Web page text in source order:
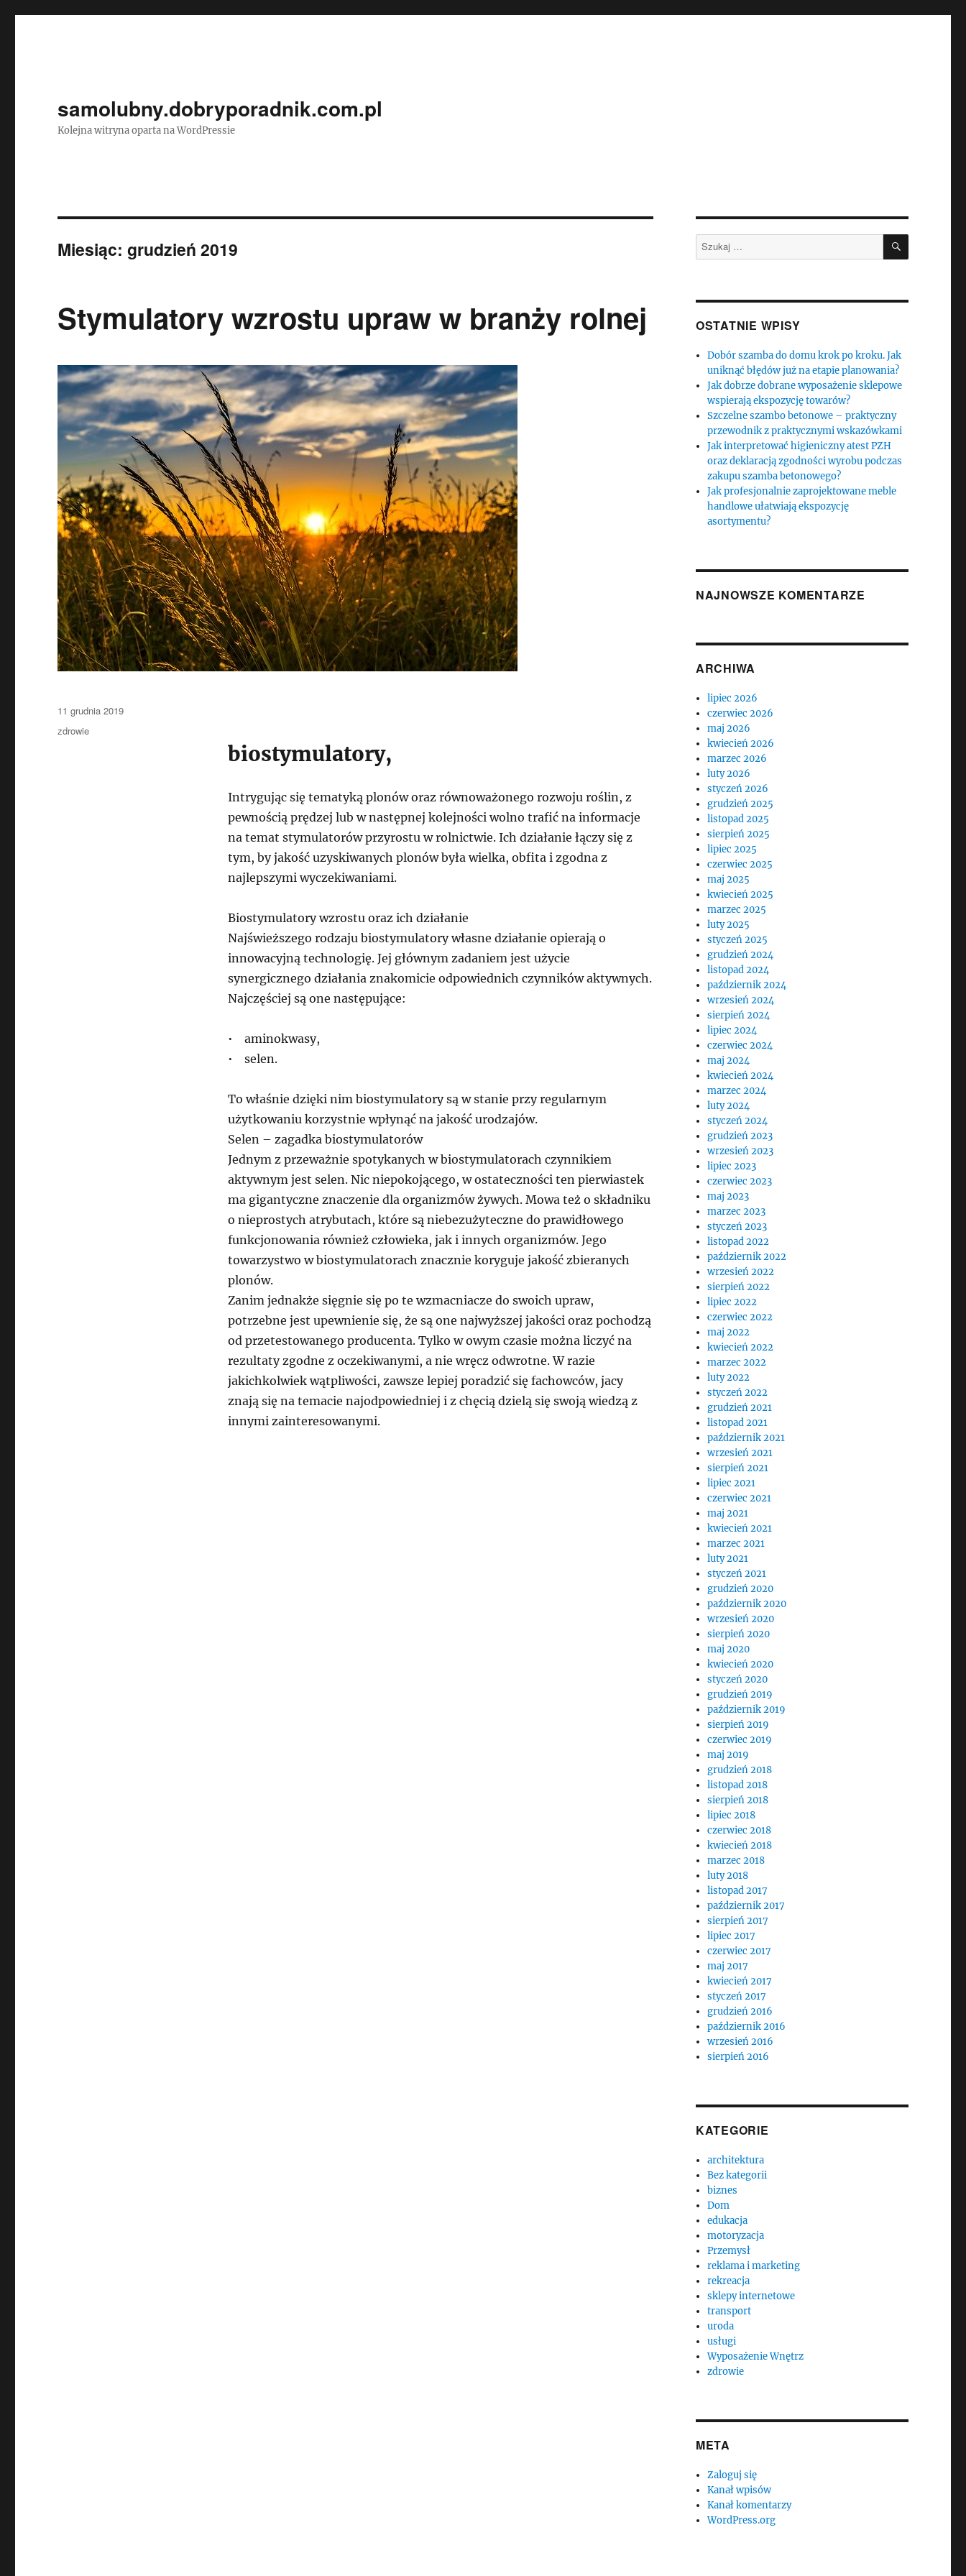
samolubny.dobryporadnik.com.pl
Kolejna witryna oparta na WordPressie
Miesiąc:grudzień 2019
Stymulatory wzrostu upraw w branży rolnej
biostymulatory,
Intrygując się tematyką plonów oraz równoważonego rozwoju roślin, z
pewnością prędzej lub w następnej kolejności wolno trafić na informacje
na temat stymulatorów przyrostu w rolnictwie. Ich działanie łączy się z
tym, by jakość uzyskiwanych plonów była wielka, obfita i zgodna z
najlepszymi wyczekiwaniami.
Biostymulatory wzrostu oraz ich działanie
Najświeższego rodzaju biostymulatory własne działanie opierają o
innowacyjną technologię. Jej głównym zadaniem jest użycie
synergicznego działania znakomicie odpowiednich czynników aktywnych.
Najczęściej są one następujące:
• aminokwasy,
• selen.
To właśnie dzięki nim biostymulatory są w stanie przy regularnym
użytkowaniu korzystnie wpłynąć na jakość urodzajów.
Selen – zagadka biostymulatorów
Jednym z przeważnie spotykanych w biostymulatorach czynnikiem
aktywnym jest selen. Nic niepokojącego, w ostateczności ten pierwiastek
ma gigantyczne znaczenie dla organizmów żywych. Mowa też o składniku
o nieprostych atrybutach, które są niebezużyteczne do prawidłowego
funkcjonowania również człowieka, jak i innych organizmów. Jego
towarzystwo w biostymulatorach znacznie koryguje jakość zbieranych
plonów.
Zanim jednakże sięgnie się po te wzmacniacze do swoich upraw,
potrzebne jest upewnienie się, że są one najwyższej jakości oraz pochodzą
od przetestowanego producenta. Tylko w owym czasie można liczyć na
rezultaty zgodne z oczekiwanymi, a nie wręcz odwrotne. W razie
jakichkolwiek wątpliwości, zawsze lepiej poradzić się fachowców, jacy
znają się na temacie najodpowiedniej i z chęcią dzielą się swoją wiedzą z
innymi zainteresowanymi.
Data
publikacji
11 grudnia 2019
Kategorie
zdrowie
Szukaj: SZUKAJ
OSTATNIE WPISY
Dobór szamba do domu krok po kroku. Jak
uniknąć błędów już na etapie planowania?
Jak dobrze dobrane wyposażenie sklepowe
wspierają ekspozycję towarów?
Szczelne szambo betonowe – praktyczny
przewodnik z praktycznymi wskazówkami
Jak interpretować higieniczny atest PZH
oraz deklaracją zgodności wyrobu podczas
zakupu szamba betonowego?
Jak profesjonalnie zaprojektowane meble
handlowe ułatwiają ekspozycję
asortymentu?
NAJNOWSZE KOMENTARZE
ARCHIWA
lipiec 2026
czerwiec 2026
maj 2026
kwiecień 2026
marzec 2026
luty 2026
styczeń 2026
grudzień 2025
listopad 2025
sierpień 2025
lipiec 2025
czerwiec 2025
maj 2025
kwiecień 2025
marzec 2025
luty 2025
styczeń 2025
grudzień 2024
listopad 2024
październik 2024
wrzesień 2024
sierpień 2024
lipiec 2024
czerwiec 2024
maj 2024
kwiecień 2024
marzec 2024
luty 2024
styczeń 2024
grudzień 2023
wrzesień 2023
lipiec 2023
czerwiec 2023
maj 2023
marzec 2023
styczeń 2023
listopad 2022
październik 2022
wrzesień 2022
sierpień 2022
lipiec 2022
czerwiec 2022
maj 2022
kwiecień 2022
marzec 2022
luty 2022
styczeń 2022
grudzień 2021
listopad 2021
październik 2021
wrzesień 2021
sierpień 2021
lipiec 2021
czerwiec 2021
maj 2021
kwiecień 2021
marzec 2021
luty 2021
styczeń 2021
grudzień 2020
październik 2020
wrzesień 2020
sierpień 2020
maj 2020
kwiecień 2020
styczeń 2020
grudzień 2019
październik 2019
sierpień 2019
czerwiec 2019
maj 2019
grudzień 2018
listopad 2018
sierpień 2018
lipiec 2018
czerwiec 2018
kwiecień 2018
marzec 2018
luty 2018
listopad 2017
październik 2017
sierpień 2017
lipiec 2017
czerwiec 2017
maj 2017
kwiecień 2017
styczeń 2017
grudzień 2016
październik 2016
wrzesień 2016
sierpień 2016
KATEGORIE
architektura
Bez kategorii
biznes
Dom
edukacja
motoryzacja
Przemysł
reklama i marketing
rekreacja
sklepy internetowe
transport
uroda
usługi
Wyposażenie Wnętrz
zdrowie
META
Zaloguj się
Kanał wpisów
Kanał komentarzy
WordPress.org